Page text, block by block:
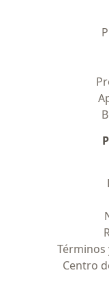
Términos
Centro